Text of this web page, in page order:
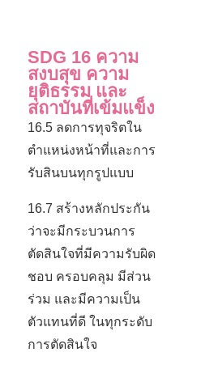
SDG 16 ความ
สงบสุข ความ
ยุติธรรม และ
สถาบันที่เข้มแข็ง
16.5 ลดการทุจริตใน
ตำแหน่งหน้าที่และการ
รับสินบนทุกรูปแบบ
16.7 สร้างหลักประกัน
ว่าจะมีกระบวนการ
ตัดสินใจที่มีความรับผิด
ชอบ ครอบคลุม มีส่วน
ร่วม และมีความเป็น
ตัวแทนที่ดี ในทุกระดับ
การตัดสินใจ